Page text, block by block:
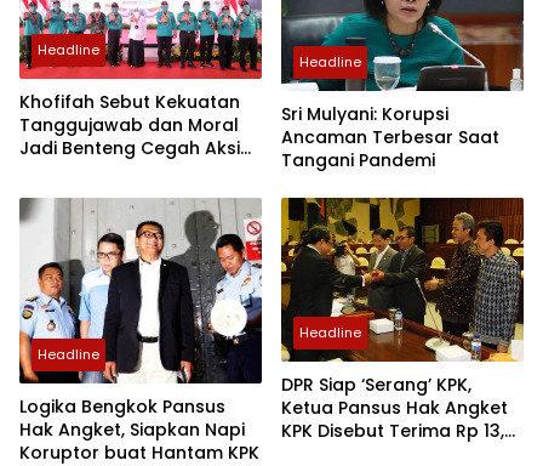
Headline
Khofifah Sebut Kekuatan
Tanggujawab dan Moral
Jadi Benteng Cegah Aksi
Headline
Sri Mulyani: Korupsi
Ancaman Terbesar Saat
Tangani Pandemi
Headline
Logika Bengkok Pansus
Hak Angket, Siapkan Napi
Koruptor buat Hantam KPK
Headline
DPR Siap ‘Serang’ KPK,
Ketua Pansus Hak Angket
KPK Disebut Terima Rp 13,6